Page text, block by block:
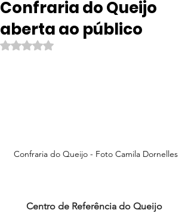
Confraria do Queijo
aberta ao público
Avaliado com NaN de 5 estrelas.
Confraria do Queijo - Foto Camila Dornelles
Centro de Referência do Queijo